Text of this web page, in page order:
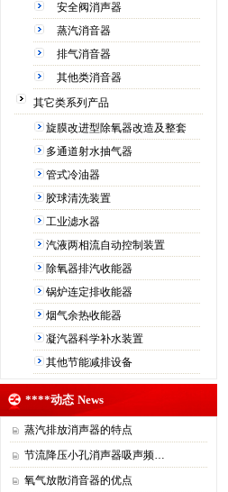
安全阀消声器
蒸汽消音器
排气消音器
其他类消音器
其它类系列产品
旋膜改进型除氧器改造及整套
多通道射水抽气器
管式冷油器
胶球清洗装置
工业滤水器
汽液两相流自动控制装置
除氧器排汽收能器
锅炉连定排收能器
烟气余热收能器
凝汽器科学补水装置
其他节能减排设备
****动态 News
蒸汽排放消声器的特点
节流降压小孔消声器吸声频…
氧气放散消音器的优点